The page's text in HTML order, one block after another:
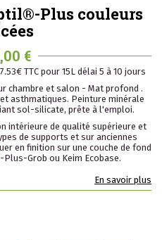
Plus couleurs
€
€ TTC pour 15L délai 5 à 10 jours
chambre et salon - Mat profond .
asthmatiques. Peinture minérale
sol-silicate, prête à l'emploi.
intérieure de qualité supérieure et
de supports et sur anciennes
en finition sur une couche de fond
Grob ou Keim Ecobase.
En savoir plus